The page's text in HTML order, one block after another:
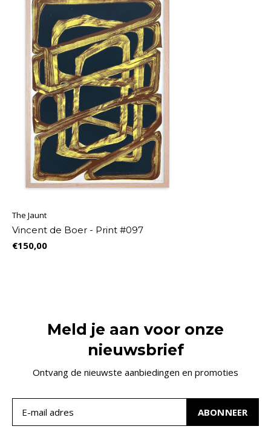
The Jaunt
Vincent de Boer - Print #097
€150,00
Meld je aan voor onze
nieuwsbrief
Ontvang de nieuwste aanbiedingen en promoties
ABONNEER